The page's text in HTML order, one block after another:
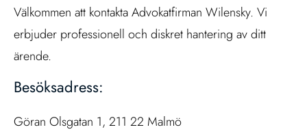
Välkommen att kontakta Advokatfirman Wilensky. Vi
erbjuder professionell och diskret hantering av ditt
ärende.
Besöksadress:
Göran Olsgatan 1, 211 22 Malmö